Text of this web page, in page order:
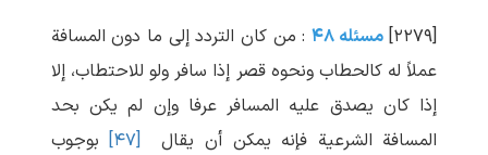
[۲۲۷۹] مسئله ۴۸
: من کان التردد إلی ما دون المسافة
عملاً له کالحطاب ونحوه قصر إذا سافر ولو للاحتطاب، إلا
إذا کان یصدق علیه المسافر عرفا وإن لم یکن بحد
المسافة الشرعیة فإنه یمکن أن یقال [۴۷]
بوجوب